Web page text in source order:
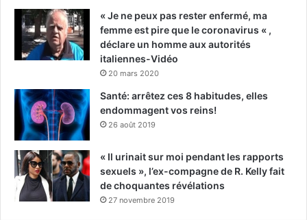
« Je ne peux pas rester enfermé, ma
femme est pire que le coronavirus « ,
déclare un homme aux autorités
italiennes-Vidéo
20 mars 2020
Santé: arrêtez ces 8 habitudes, elles
endommagent vos reins!
26 août 2019
« Il urinait sur moi pendant les rapports
sexuels », l’ex-compagne de R. Kelly fait
de choquantes révélations
27 novembre 2019